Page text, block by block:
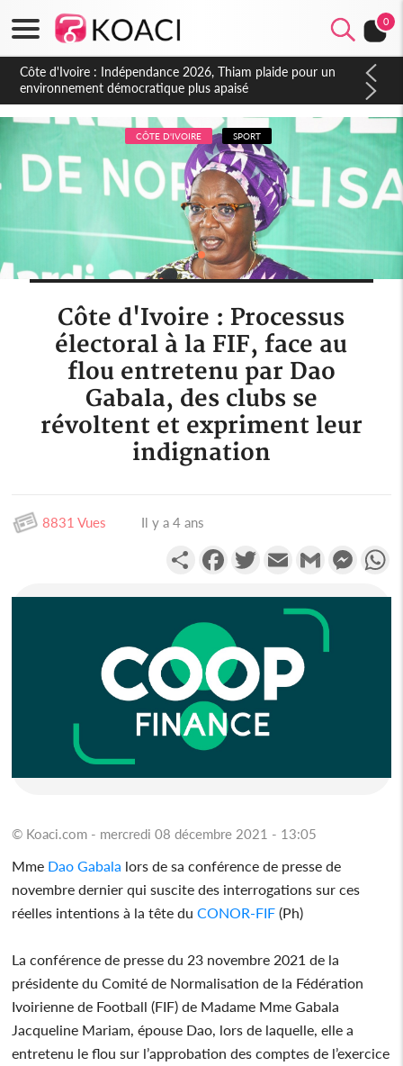
0
Côte d'Ivoire : Concours INFAS 2026, les convocations
seront disponibles à compter du samedi
CÔTE D'IVOIRE SPORT
Côte d'Ivoire : Processus
électoral à la FIF, face au
flou entretenu par Dao
Gabala, des clubs se
révoltent et expriment leur
indignation
8831 Vues Il y a 4 ans
PartagerFacebookTwitterEmail Gmail
© Koaci.com - mercredi 08 décembre 2021 - 13:05
Mme Dao Gabala lors de sa conférence de presse de
novembre dernier qui suscite des interrogations sur ces
réelles intentions à la tête duCONOR-FIF (Ph)
La conférence de presse du 23 novembre 2021 de la
présidente du Comité de Normalisation de la Fédération
Ivoirienne de Football (FIF) de Madame Mme Gabala
Jacqueline Mariam, épouse Dao, lors de laquelle, elle a
entretenu le flou sur l’approbation des comptes de l’exercice